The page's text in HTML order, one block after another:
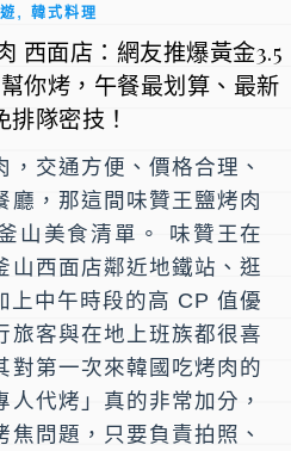
, 韓式料理
西面店：網友推爆黃金3.5
你烤，午餐最划算、最新
排隊密技！
廳，那這間味贊王鹽烤肉
山美食清單。 味贊王在
山西面店鄰近地鐵站、逛
上中午時段的高 CP 值優
旅客與在地上班族都很喜
對第一次來韓國吃烤肉的
代烤」真的非常加分，
問題，只要負責拍照、